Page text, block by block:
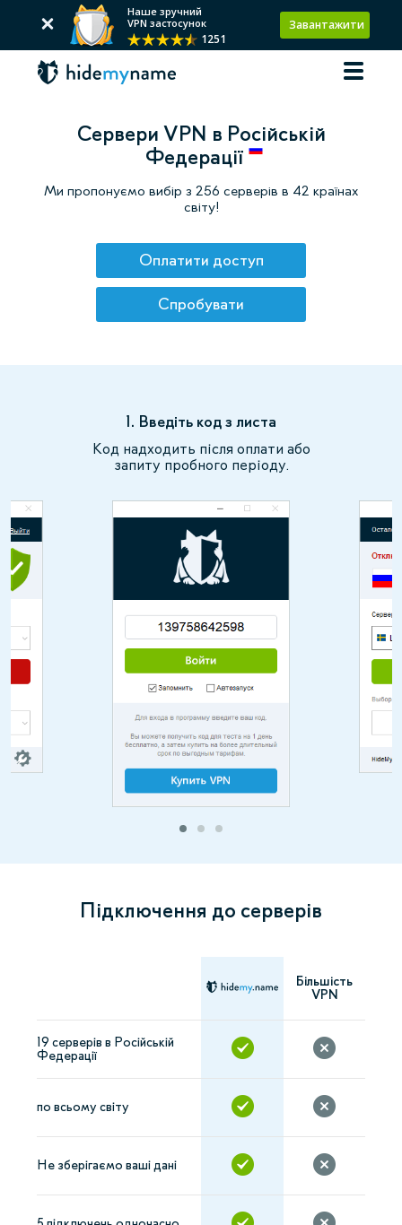
Наше зручний
VPN застосунок
1251
Завантажити
Сервери VPN в Російській
Федерації
Ми пропонуємо вибір з 256 серверів в 42 країнах
світу!
Оплатити доступ
Спробувати
1. Введіть код з листа
Код надходить після оплати або
запиту пробного періоду.
Підключення до серверів
Більшість
VPN
19 серверів в Російській
Федерації
по всьому світу
Не зберігаємо ваші дані